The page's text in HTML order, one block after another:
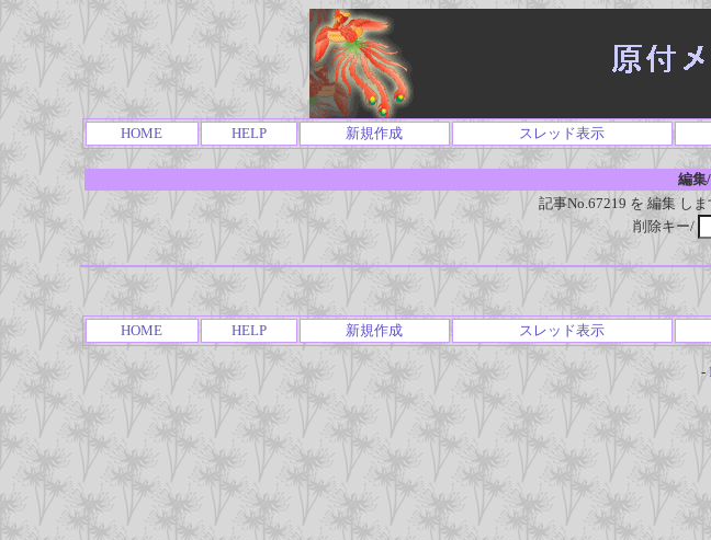
HOME HELP 新規作成 スレッド表示
編集
記事No.67219 を 編集 し
削除キー/
HOME HELP 新規作成 スレッド表示
-